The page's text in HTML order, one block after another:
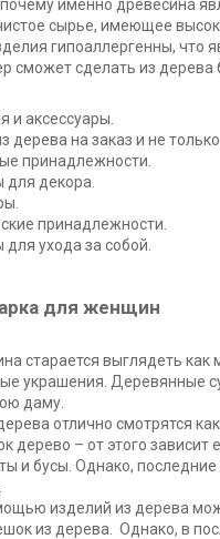
почему именно древесина
сырье, имеющее
гипоаллергенны, что
сможет сделать из
и аксессуары.
дерева на заказ и не только.
принадлежности.
декора.
принадлежности.
ухода за собой.
для женщин
старается выглядеть как
украшения. Деревянные
даму.
отлично смотрятся
дерево – от этого
и бусы. Однако,
изделий из дерева
из дерева.
Однако, в